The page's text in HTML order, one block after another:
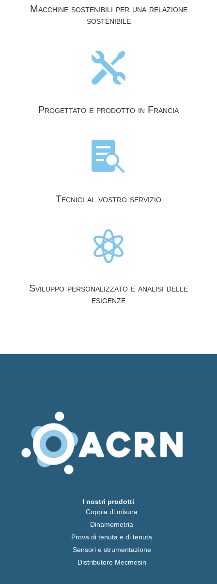
Macchine sostenibili per una relazione
sostenibile

Progettato e prodotto in Francia

Tecnici al vostro servizio

Sviluppo personalizzato e analisi delle
esigenze
I nostri prodotti
Coppia di misura
Dinamometria
Prova di tenuta e di tenuta
Sensori e strumentazione
Distributore Mecmesin